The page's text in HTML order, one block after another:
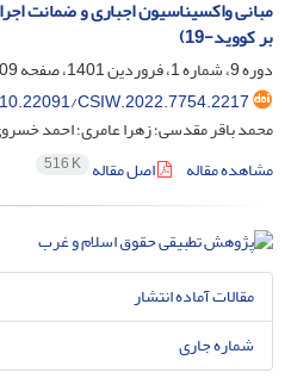
مبانی واکسیناسیون اجباری و ضمانت
بر کووید-19)
دوره 9، شماره 1، فروردین 1401، صفحه
10.22091/CSIW.2022.7754.2217
محمد باقر مقدسی؛ زهرا عامری؛ احمد
مشاهده مقاله
اصل مقاله 516 K
مقالات آماده انتشار
شماره جاری